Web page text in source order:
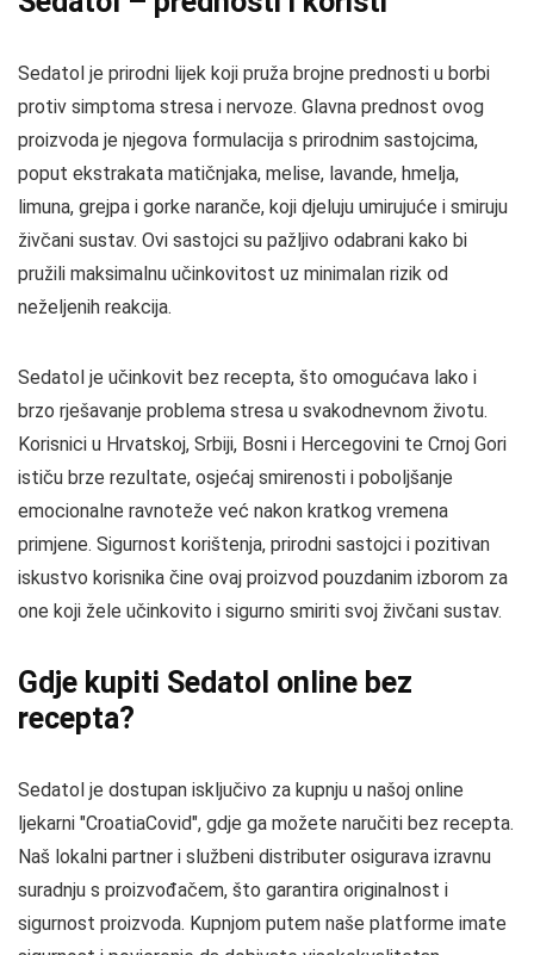
Sedatol je prirodni lijek koji pruža brojne prednosti u borbi
protiv simptoma stresa i nervoze. Glavna prednost ovog
proizvoda je njegova formulacija s prirodnim sastojcima,
poput ekstrakata matičnjaka, melise, lavande, hmelja,
limuna, grejpa i gorke naranče, koji djeluju umirujuće i smiruju
živčani sustav. Ovi sastojci su pažljivo odabrani kako bi
pružili maksimalnu učinkovitost uz minimalan rizik od
neželjenih reakcija.
Sedatol je učinkovit bez recepta, što omogućava lako i
brzo rješavanje problema stresa u svakodnevnom životu.
Korisnici u Hrvatskoj, Srbiji, Bosni i Hercegovini te Crnoj Gori
ističu brze rezultate, osjećaj smirenosti i poboljšanje
emocionalne ravnoteže već nakon kratkog vremena
primjene. Sigurnost korištenja, prirodni sastojci i pozitivan
iskustvo korisnika čine ovaj proizvod pouzdanim izborom za
one koji žele učinkovito i sigurno smiriti svoj živčani sustav.
Gdje kupiti Sedatol online bez
recepta?
Sedatol je dostupan isključivo za kupnju u našoj online
ljekarni "CroatiaCovid", gdje ga možete naručiti bez recepta.
Naš lokalni partner i službeni distributer osigurava izravnu
suradnju s proizvođačem, što garantira originalnost i
sigurnost proizvoda. Kupnjom putem naše platforme imate